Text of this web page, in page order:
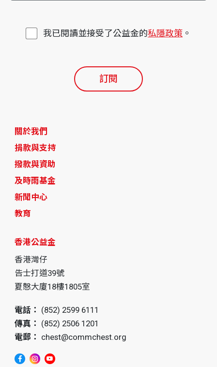
關於我們
捐款與支持
撥款與資助
及時雨基金
新聞中心
教育
香港公益金
香港灣仔
告士打道39號
夏慤大廈18樓1805室
電話： (852) 2599 6111
傳真： (852) 2506 1201
電郵： chest@commchest.org
我已閱讀並接受了公益金的私隱政策 。
訂閱